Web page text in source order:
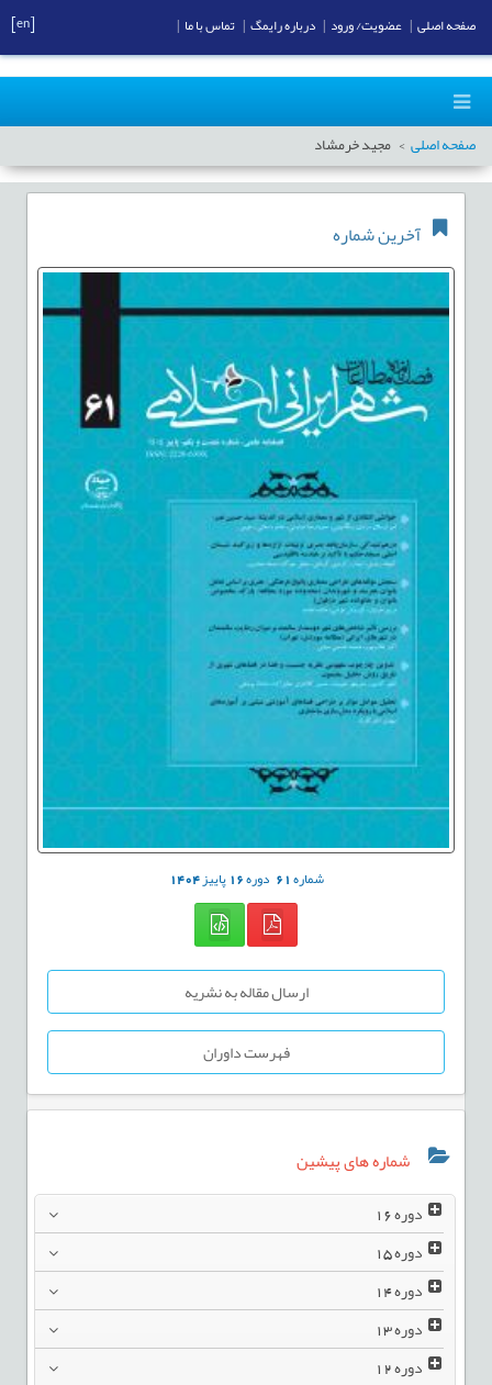
صفحه اصلی مجید خرمشاد
آخرین شماره
شماره61 دوره16پاییز1404
ارسال مقاله به نشریه
فهرست داوران
شماره های پیشین
دوره16
دوره15
دوره14
دوره13
دوره12
صفحه اصلی عضویت/ ورود درباره رایمگ تماس با ما